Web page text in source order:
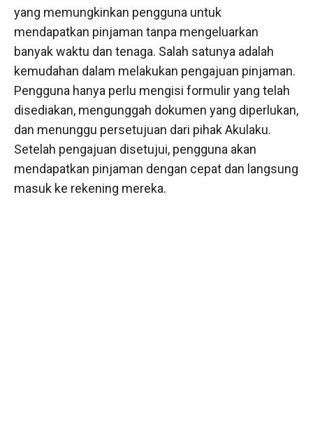
yang memungkinkan pengguna untuk
mendapatkan pinjaman tanpa mengeluarkan
banyak waktu dan tenaga. Salah satunya adalah
kemudahan dalam melakukan pengajuan pinjaman.
Pengguna hanya perlu mengisi formulir yang telah
disediakan, mengunggah dokumen yang diperlukan,
dan menunggu persetujuan dari pihak Akulaku.
Setelah pengajuan disetujui, pengguna akan
mendapatkan pinjaman dengan cepat dan langsung
masuk ke rekening mereka.